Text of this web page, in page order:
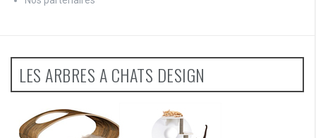
LES ARBRES A CHATS DESIGN